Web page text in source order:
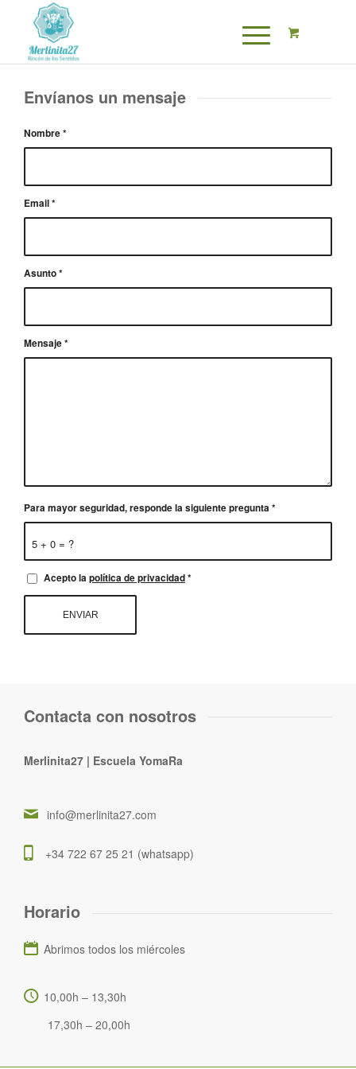
Envíanos un mensaje
Nombre*
Email*
Asunto*
Mensaje*
5 + 0 = ?
Para mayor seguridad, responde la siguiente pregunta *
Acepto la política de privacidad*
Contacta con nosotros
Merlinita27 | Escuela YomaRa
info@merlinita27.com
+34 722 67 25 21 (whatsapp)
Horario
Abrimos todos los miércoles
10,00h – 13,30h
17,30h – 20,00h